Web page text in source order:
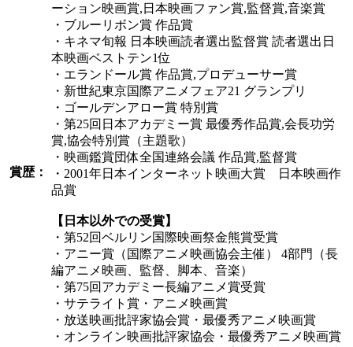
賞歴：
ーション映画賞,日本映画ファン賞,監督賞,音楽賞
・ブルーリボン賞 作品賞
・キネマ旬報 日本映画読者選出監督賞 読者選出日
本映画ベストテン1位
・エランドール賞 作品賞,プロデューサー賞
・新世紀東京国際アニメフェア21 グランプリ
・ゴールデンアロー賞 特別賞
・第25回日本アカデミー賞 最優秀作品賞,会長功労
賞,協会特別賞（主題歌）
・映画鑑賞団体全国連絡会議 作品賞,監督賞
・2001年日本インターネット映画大賞 日本映画作
品賞
【日本以外での受賞】
・第52回ベルリン国際映画祭金熊賞受賞
・アニー賞（国際アニメ映画協会主催） 4部門（長
編アニメ映画、監督、脚本、音楽）
・第75回アカデミー長編アニメ賞受賞
・サテライト賞・アニメ映画賞
・放送映画批評家協会賞・最優秀アニメ映画賞
・オンライン映画批評家協会・最優秀アニメ映画賞